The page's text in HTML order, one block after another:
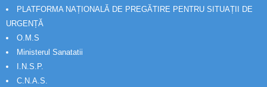
PLATFORMA NAȚIONALĂ DE PREGĂTIRE PENTRU SITUAȚII DE
URGENȚĂ
O.M.S
Ministerul Sanatatii
I.N.S.P.
C.N.A.S.